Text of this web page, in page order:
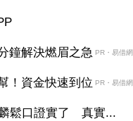
鐘解決燃眉之急 PR・易借網
！資金快速到位 PR・易借網
鬆口證實了 真實...